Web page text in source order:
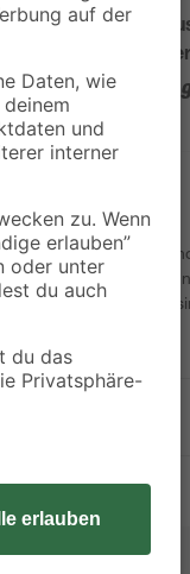
Stück
besteht aus
von Holzfehlern
Die Konusplättchen
geliefert.